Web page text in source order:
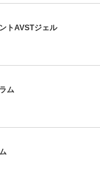
トAVSTジェル
ム